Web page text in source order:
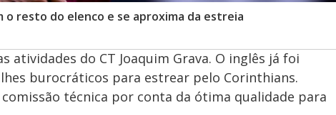
resto do elenco e se aproxima da estreia
atividades do CT Joaquim Grava. O inglês já foi
burocráticos para estrear pelo Corinthians.
técnica por conta da ótima qualidade para